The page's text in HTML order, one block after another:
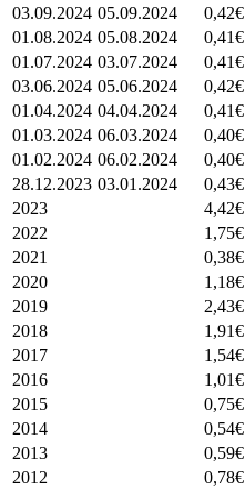
03.09.2024 05.09.2024 0,42€
01.08.2024 05.08.2024 0,41€
01.07.2024 03.07.2024 0,41€
03.06.2024 05.06.2024 0,42€
01.04.2024 04.04.2024 0,41€
01.03.2024 06.03.2024 0,40€
01.02.2024 06.02.2024 0,40€
28.12.2023 03.01.2024 0,43€
2023
4,42€
2022
1,75€
2021
0,38€
2020
1,18€
2019
2,43€
2018
1,91€
2017
1,54€
2016
1,01€
2015
0,75€
2014
0,54€
2013
0,59€
2012
0,78€